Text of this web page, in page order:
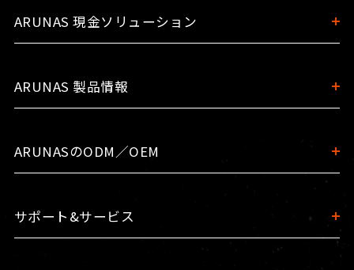
ARUNAS 現金ソリューション
ARUNAS 製品情報
ARUNASのODM／OEM
サポート&サービス